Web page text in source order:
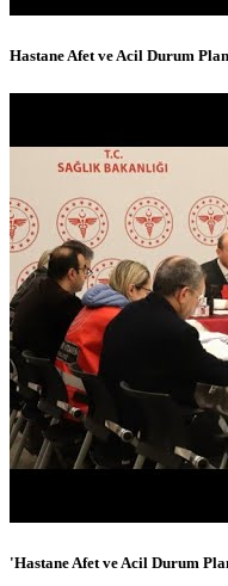
Hastane Afet ve Acil Durum
'Hastane Afet ve Acil Durum